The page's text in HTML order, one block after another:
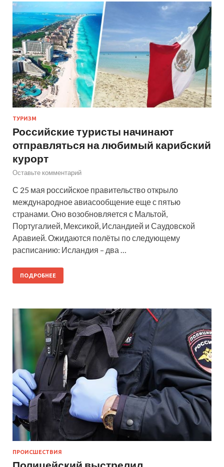
ТУРИЗМ
Российские туристы начинают
отправляться на любимый карибский
курорт
Оставьте комментарий
С 25 мая российское правительство открыло
международное авиасообщение еще с пятью
странами. Оно возобновляется с Мальтой,
Португалией, Мексикой, Исландией и Саудовской
Аравией. Ожидаются полёты по следующему
расписанию: Исландия – два …
ПОДРОБНЕЕ
ПРОИСШЕСТВИЯ